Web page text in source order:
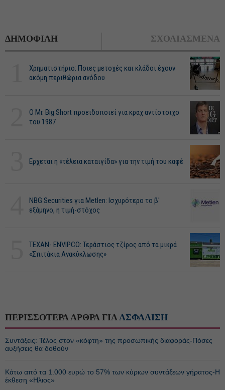
ΔΗΜΟΦΙΛΗ ΣΧΟΛΙΑΣΜΕΝΑ
Χρηματιστήριο: Ποιες μετοχές και κλάδοι έχουν
ακόμη περιθώρια ανόδου
O Mr. Big Short προειδοποιεί για κραχ αντίστοιχο
του 1987
Ερχεται η «τέλεια καταιγίδα» για την τιμή του καφέ
NBG Securities για Metlen: Ισχυρότερο το β'
εξάμηνο, η τιμή-στόχος
ΤΕΧΑΝ- ENVIPCO: Τεράστιος τζίρος από τα μικρά
«Σπιτάκια Ανακύκλωσης»
ΠΕΡΙΣΣΟΤΕΡΑ ΑΡΘΡΑ ΓΙΑΑΣΦΑΛΙΣΗ
Συντάξεις: Τέλος στον «κόφτη» της προσωπικής διαφοράς-Πόσες
αυξήσεις θα δοθούν
Κάτω από τα 1.000 ευρώ το 57% των κύριων συντάξεων γήρατος-Η
έκθεση «Ηλιος»